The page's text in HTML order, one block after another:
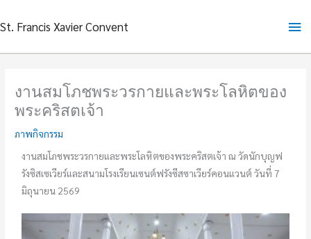
to
St. Francis Xavier Convent
งานสมโภชพระวรกายและพระโลหิตของ
พระคริสตเจ้า
ภาพกิจกรรม
งานสมโภชพระวรกายและพระโลหิตของพระคริสตเจ้า ณ วัดนักบุญฟ
รังซิสเซเวียร์และสนามโรงเรียนเซนต์ฟรังซีสซาเวียร์คอนแวนต์ วันที่ 7
มิถุนายน 2569